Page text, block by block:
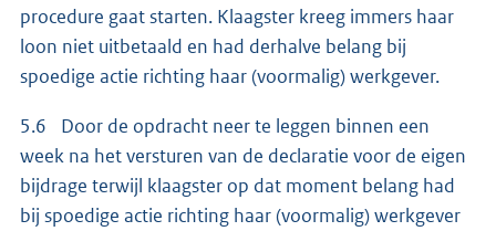
procedure gaat starten. Klaagster kreeg immers haar
loon niet uitbetaald en had derhalve belang bij
spoedige actie richting haar (voormalig) werkgever.
5.6 Door de opdracht neer te leggen binnen een
week na het versturen van de declaratie voor de eigen
bijdrage terwijl klaagster op dat moment belang had
bij spoedige actie richting haar (voormalig) werkgever